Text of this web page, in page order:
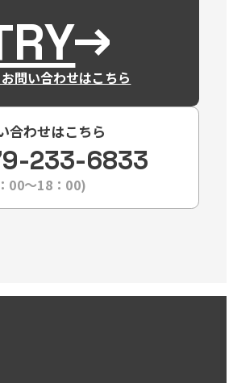
問い合わせはこちら
合わせはこちら
233-6833
00〜18：00)